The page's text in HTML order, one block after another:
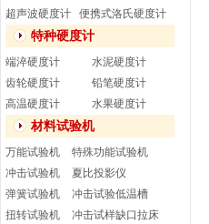
超声波硬度计
便携式洛氏硬度计
特种硬度计
端淬硬度计
水泥硬度计
齿轮硬度计
铅笔硬度计
高温硬度计
水果硬度计
材料试验机
万能试验机
特殊功能试验机
冲击试验机
夏比投影仪
弹簧试验机
冲击试验低温槽
扭转试验机
冲击试样缺口拉床